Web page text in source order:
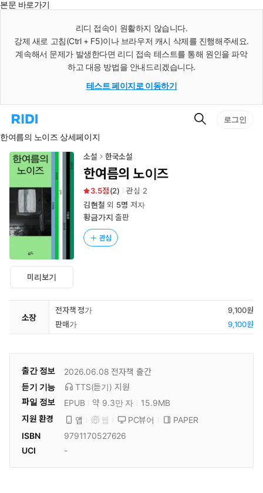
본문 바로가기
리디 접속이 원활하지 않습니다.
강제 새로 고침(Ctrl + F5)이나 브라우저 캐시 삭제를 진행해주세요.
계속해서 문제가 발생한다면 리디 접속 테스트를 통해 원인을 파악
하고 대응 방법을 안내드리겠습니다.
테스트 페이지로 이동하기
리
홈
로
이
동
검
로그인
한여름의 노이즈 상세페이지
미리보기
소설 한국소설
한여름의 노이즈
3.5 (2) 관심 2
김현철 외 5명 저자
황금가지 출판
관심
소장
전자책 정가
9,100원
판매가
9,100원
출간 정보 2026.06.08 전자책 출간
듣기 기능
TTS(듣기) 지원
파일 정보
EPUB 약 9.3만 자
15.9MB
지원 환경
앱 웹 PC뷰어
PAPER
ISBN
9791170527626
UCI
-